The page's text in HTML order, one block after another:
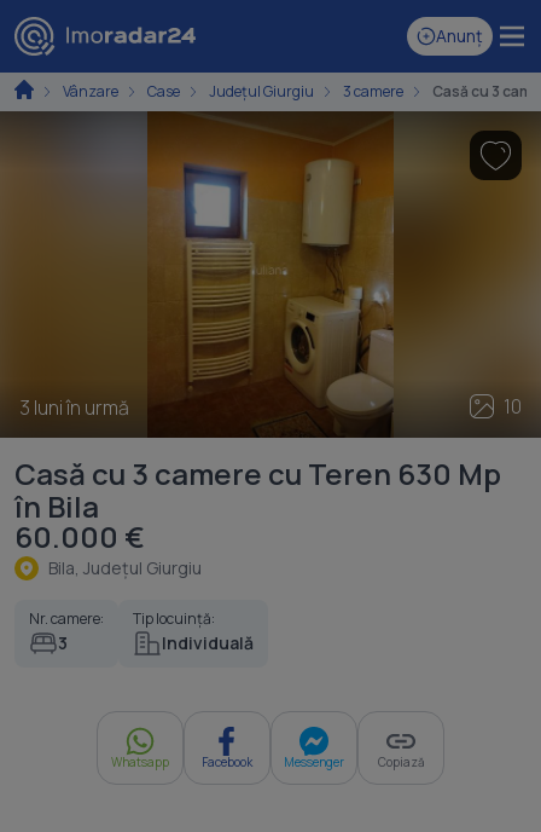
Anunț
Vânzare Case Județul Giurgiu 3 camere Casă cu 3
3 luni în urmă 10
Casă cu 3 camere cu Teren 630 Mp
în Bila
60.000 €
Bila, Judeţul Giurgiu
Nr. camere:
3
Tip locuință:
Individuală
Whatsapp Facebook Messenger Copiază